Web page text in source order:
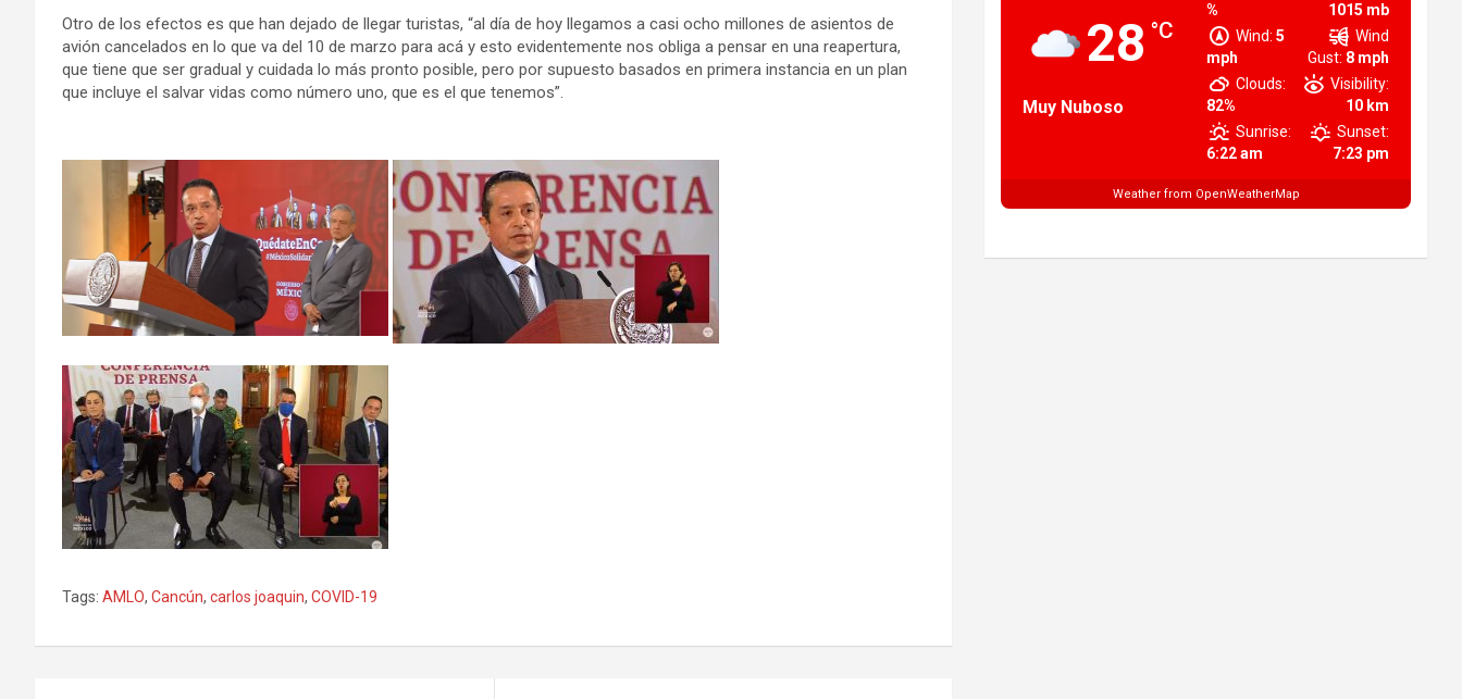
Otro de los efectos es que han dejado de llegar turistas, “al día de hoy llegamos a casi ocho millones de asientos de
avión cancelados en lo que va del 10 de marzo para acá y esto evidentemente nos obliga a pensar en una reapertura,
que tiene que ser gradual y cuidada lo más pronto posible, pero por supuesto basados en primera instancia en un plan
que incluye el salvar vidas como número uno, que es el que tenemos”.
Tags: AMLO, Cancún, carlos joaquin, COVID-19
28 °C
Muy Nuboso
%
1015 mb
Wind: 5
mph
Wind
Gust: 8 mph
Clouds:
82%
Visibility:
10 km
Sunrise:
6:22 am
Sunset:
7:23 pm
Weather from OpenWeatherMap